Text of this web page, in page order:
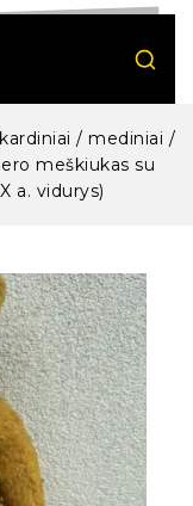
/ mediniai /
meškiukas su
a. vidurys)